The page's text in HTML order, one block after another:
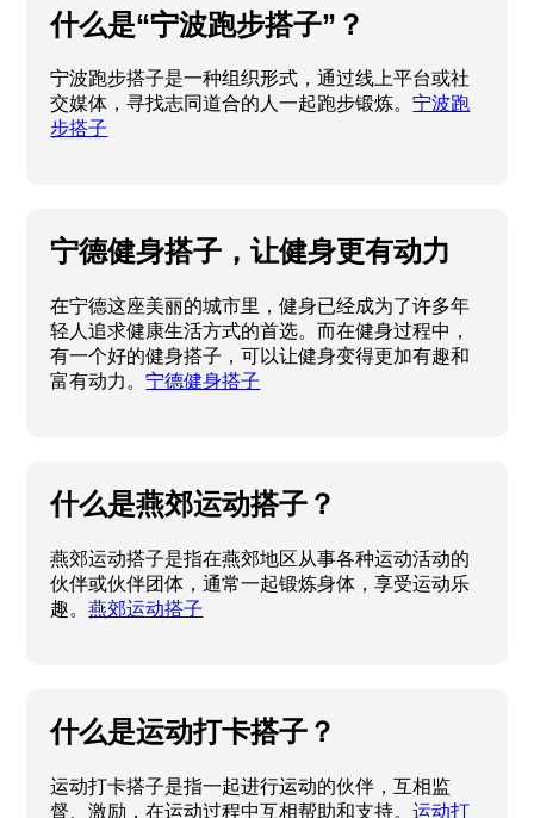
什么是“宁波跑步搭子”？
宁波跑步搭子是一种组织形式，通过线上平台或社
交媒体，寻找志同道合的人一起跑步锻炼。宁波跑
步搭子
宁德健身搭子，让健身更有动力
在宁德这座美丽的城市里，健身已经成为了许多年
轻人追求健康生活方式的首选。而在健身过程中，
有一个好的健身搭子，可以让健身变得更加有趣和
富有动力。宁德健身搭子
什么是燕郊运动搭子？
燕郊运动搭子是指在燕郊地区从事各种运动活动的
伙伴或伙伴团体，通常一起锻炼身体，享受运动乐
趣。燕郊运动搭子
什么是运动打卡搭子？
运动打卡搭子是指一起进行运动的伙伴，互相监
督、激励，在运动过程中互相帮助和支持。运动打